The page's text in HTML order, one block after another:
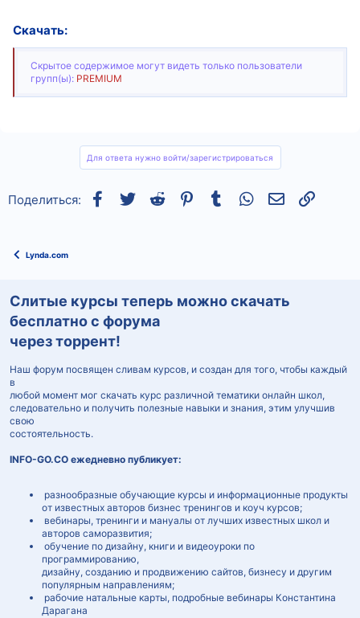
Скачать:
Скрытое содержимое могут видеть только пользователи
групп(ы): PREMIUM
Для ответа нужно войти/зарегистрироваться
Поделиться: Facebook
TwitterReddit Pinterest
Tumblr WhatsAppСсылка
Lynda.com
Слитые курсы теперь можно скачать
бесплатно с форума
через торрент!
Наш форум посвящен сливам курсов, и создан для того, чтобы каждый
в
любой момент мог скачать курс различной тематики онлайн школ,
следовательно и получить полезные навыки и знания, этим улучшив
свою
состоятельность.
INFO-GO.CO ежедневно публикует:
разнообразные обучающие курсы и информационные продукты
от известных авторов бизнес тренингов и коуч курсов;
вебинары, тренинги и мануалы от лучших известных школ и
авторов саморазвития;
обучение по дизайну, книги и видеоуроки по
программированию,
дизайну, созданию и продвижению сайтов, бизнесу и другим
популярным направлениям;
рабочие натальные карты, подробные вебинары Константина
Дарагана